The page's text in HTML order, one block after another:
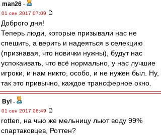
man26 -
01 сен 2017 07:09
Доброго дня!
Теперь люди, которые призывали нас не
спешить, а верить и надеяться в селекцию
(признавая, что новички нужны), будут нас
успокаивать, что всё нормально, у нас лучшие
игроки, и нам никто, особо, и не нужен был. Ну,
так это привычно, каждое трансферное окно.
Byl -
01 сен 2017 06:49
rotten, на чью же мельницу льют воду 99%
спартаковцев, Роттен?